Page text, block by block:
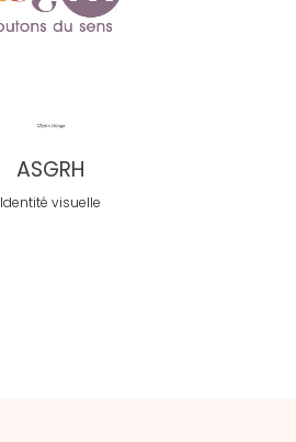
ASGRH
Identité visuelle